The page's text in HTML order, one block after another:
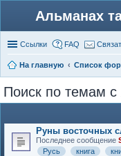
Альманах
Ссылки FAQ
На главную
Список
Поиск по темам с
Руны восточных
Последнее сообщение
Русь
книга